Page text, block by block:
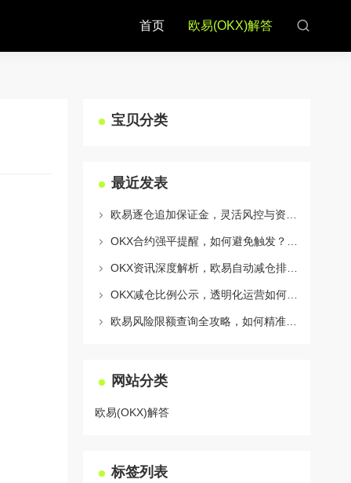
首页 欧易(OKX)解答
宝贝分类
最近发表
网站分类
欧易(OKX)解答
标签列表